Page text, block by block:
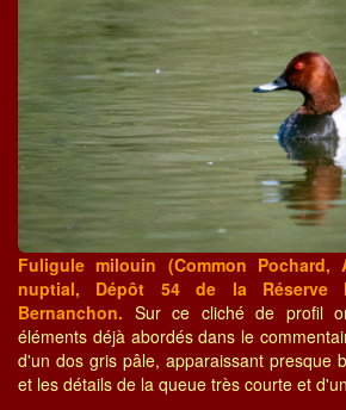
Fuligule milouin (Common Pochard,
nuptial, Dépôt 54 de la Réserve
Bernanchon. Sur ce cliché de profil
éléments déjà abordés dans le
d'un dos gris pâle, apparaissant presque
et les détails de la queue très courte et